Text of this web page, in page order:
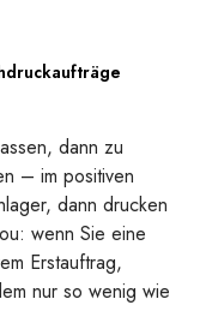
dann zu
– im positiven
dann drucken
wenn Sie eine
Erstauftrag,
nur so wenig wie